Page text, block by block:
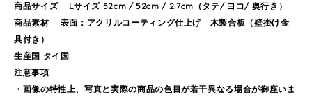
商品サイズ Lサイズ 52cm / 52cm / 2.7cm（タテ/ ヨコ/ 奥行き）
商品素材 表面：アクリルコーティング仕上げ 木製合板（壁掛け金
具付き）
生産国 タイ国
注意事項
・画像の特性上、写真と実際の商品の色目が若干異なる場合が御座いま